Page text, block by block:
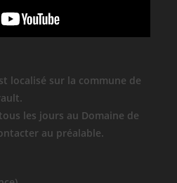
localisé sur la commune de
les jours au Domaine de
au préalable.